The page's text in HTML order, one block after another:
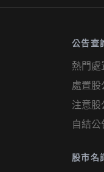
公告查
熱門處
處置股
注意股
自結公
股市名